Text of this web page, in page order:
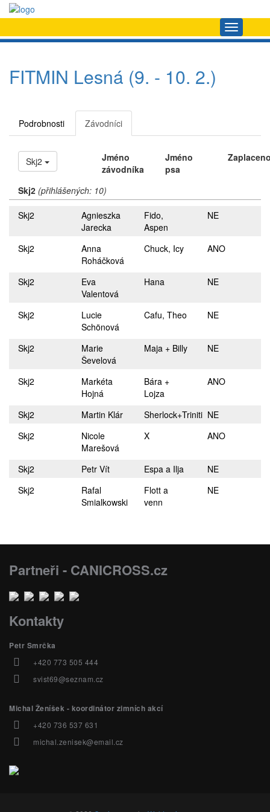
Navigace
FITMIN Lesná (9. - 10. 2.)
Podrobnosti Závodníci
Skj2
Jméno
závodníka
Jméno
psa
Skj2 (přihlášených: 10)
Skj2
Agnieszka
Jarecka
Fido,
Aspen
NE
Skj2
Anna
Roháčková
Chuck, Icy ANO
Skj2
Eva
Valentová
Hana NE
Skj2
Lucie
Schönová
Cafu, Theo NE
Skj2
Marie
Ševelová
Maja + Billy NE
Skj2
Markéta
Hojná
Bára +
Lojza
ANO
Skj2 Martin Klár Sherlock+Triniti NE
Skj2
Nicole
Marešová
X ANO
Skj2 Petr Vít Espa a Ilja
NE
Skj2
Rafal
Smialkowski
Flott a
venn
NE
Partneři - CANICROSS.cz
Kontakty
Petr Smrčka
+420 773 505 444
svist69@seznam.cz
Michal Ženíšek - koordinátor zimních akcí
+420 736 537 631
michal.zenisek@email.cz